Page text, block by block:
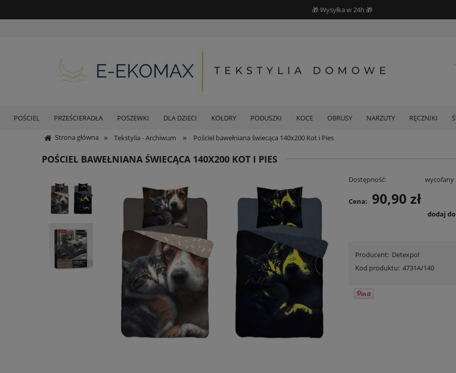
🎁 Wysyłka w 24h 🎁
POŚCIEL PRZEŚCIERADŁA POSZEWKI DLA DZIECI KOŁDRY PODUSZKI KOCE OBRUSY NARZUTY RĘCZNIKI
Strona główna » Tekstylia - Archiwum » Pościel bawełniana świecąca 140x200 Kot i Pies
POŚCIEL BAWEŁNIANA ŚWIECĄCA 140X200 KOT I PIES
Dostępność: wycofany
Cena: 90,90 zł
dodaj
Producent: Detexpol
Kod produktu: 4731A/140